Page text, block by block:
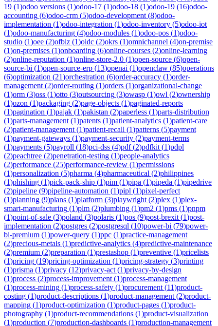
19 (1)odoo versions (1)odoo-17 (1)odoo-18 (1)odoo-19 (16)odoo-
accounting (6)odoo-crm (5)odoo-development (8)odoo-
implementation (1)odoo-integration (1)odoo-inventory (5)odoo-iot
(1)odoo-manufacturing (4)odoo-modules (1)odoo-pos (1)odoo-
studio (1)oee (2)ofbiz (1)oidc (2)okrs (1)omnichannel (4)on-premise
(1)on-premises (1)onboarding (6)online-courses (2)online-learning
(2)online-reputation (1)online-store-2.0 (1)open-source (6)open-
source-bi (1)open-source-erp (13)openai (1)openclaw (85)operations
(6)optimization (21)orchestration (6)order-accuracy (1)order-
management (2)order-routing (1)orders (1)organizational-change
(1)orm (3)oss (1)otto (3)outsourcing (3)owasp (1)owl (2)ownership
(1)ozon (1)packaging (2)page-objects (1)paginated-reports
(1)pagination (1)pajak (1)pakistan (2)paperless (1)parts-distribution
(1)parts-management (1)patents (1)patient-analytics (1)patient-care
(2)patient-management (1)patient-recall (1)patterns (5)payment
(1)payment-gateways (1)payment-security (2)payment-terms
(1)payments (5)payroll (18)pci-dss (4)pdf(2)pdfkit (1)pdpl
(2)peachtree (2)penetration-testing (1)people-analytics
(2)performance (25)performance-review (1)permissions
(1)personalization (5)pharma (4)pharmaceutical (2)philippines
(1)phishing (1)pick-pack-ship (1)pim (1)pipa (1)pipeda (1)pipedrive
(2)pipeline (9)pipeline-automation (1)pipl (1)pixel-perfect
(1)planning (9)plans (1)platform (3)playwright (2)plex (1)plex-
smart-manufacturing (1)plm (2)plumbing (1)pm2 (1)pms (1)pnpm
(1)point-of-sale (3)poland (3)polaris (1)pos (9)post-brexit (1)post-
implementation (2)postgres (2)postgresql (10)power-bi (79)power-
bi-premium (1)power-query (1)ppc (1)practice-management
(2)precious-metals (1)predictive-analytics (4)predictive-maintenance
(2)premium (2)preparation (1)prestashop (1)preventive (1)pricelists
(1)pricing (19)pricing-optimization (1)pricing-strategy (3)printing
(1)prisma (1)privacy (12)privacy-act (1)privacy-by-design
(1)process (2)process-improvement (1)process-management
(1)process-mining (1)process-safety (1)procurement (11)product-
costing (1)product-descriptions (1)product-management (2)product-
mapping (1)product-optimization (1)product-pages (1)product-
photography (1)product-recommendations (1)product-visualization
(1)production (7)production-dashboards (1)production-management